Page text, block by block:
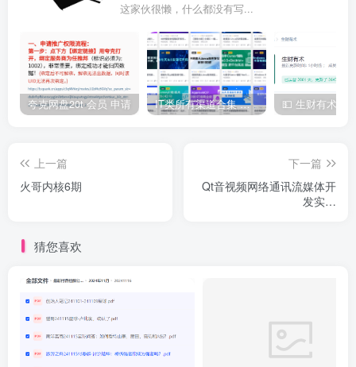
这家伙很懒，什么都没有写...
夸克网盘20t 会员 申请 IT类所有渠道合集 持续日更，目前近四千多条资源 年费用户微信私信获取权限
上一篇
火哥内核6期
下一篇
Qt音视频网络通讯流媒体开
发实战
猜您喜欢